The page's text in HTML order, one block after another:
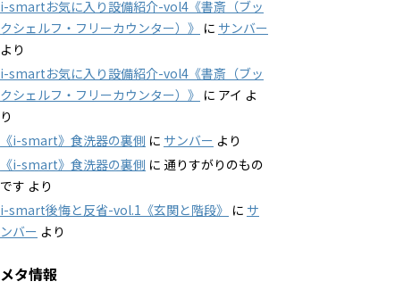
i-smartお気に入り設備紹介-vol4《書斎（ブッ
クシェルフ・フリーカウンター）》 に サンバー
より
i-smartお気に入り設備紹介-vol4《書斎（ブッ
クシェルフ・フリーカウンター）》 に アイ よ
り
《i-smart》食洗器の裏側 に サンバー より
《i-smart》食洗器の裏側 に 通りすがりのもの
です より
i-smart後悔と反省-vol.1《玄関と階段》 に サ
ンバー より
メタ情報